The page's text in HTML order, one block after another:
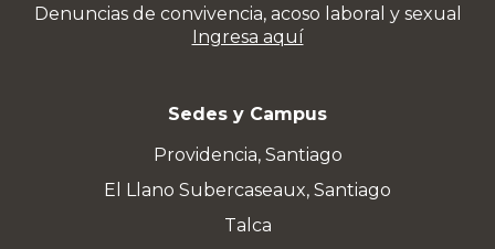
Denuncias de convivencia, acoso laboral y sexual
Ingresa aquí
Sedes y Campus
Providencia, Santiago
El Llano Subercaseaux, Santiago
Talca